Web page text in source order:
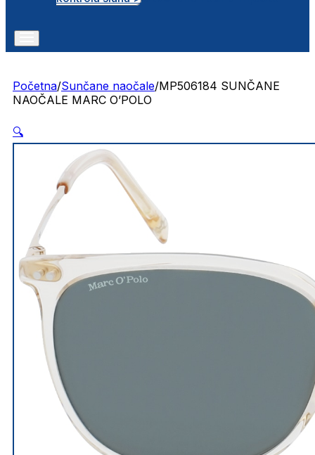
Početna/Sunčane naočale/MP506184 SUNČANE
NAOČALE MARC O’POLO
🔍